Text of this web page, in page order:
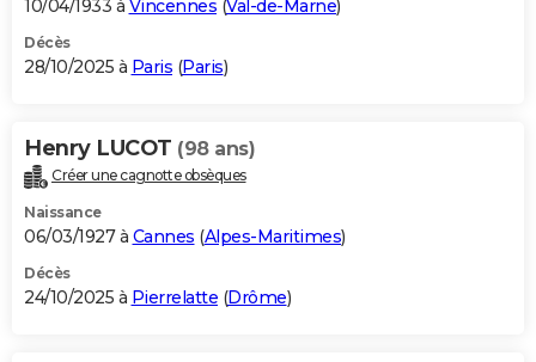
10/04/1933 à Vincennes (Val-de-Marne)
Décès
28/10/2025 à Paris (Paris)
Henry LUCOT (98 ans)
Créer une cagnotte obsèques
Naissance
06/03/1927 à Cannes (Alpes-Maritimes)
Décès
24/10/2025 à Pierrelatte (Drôme)